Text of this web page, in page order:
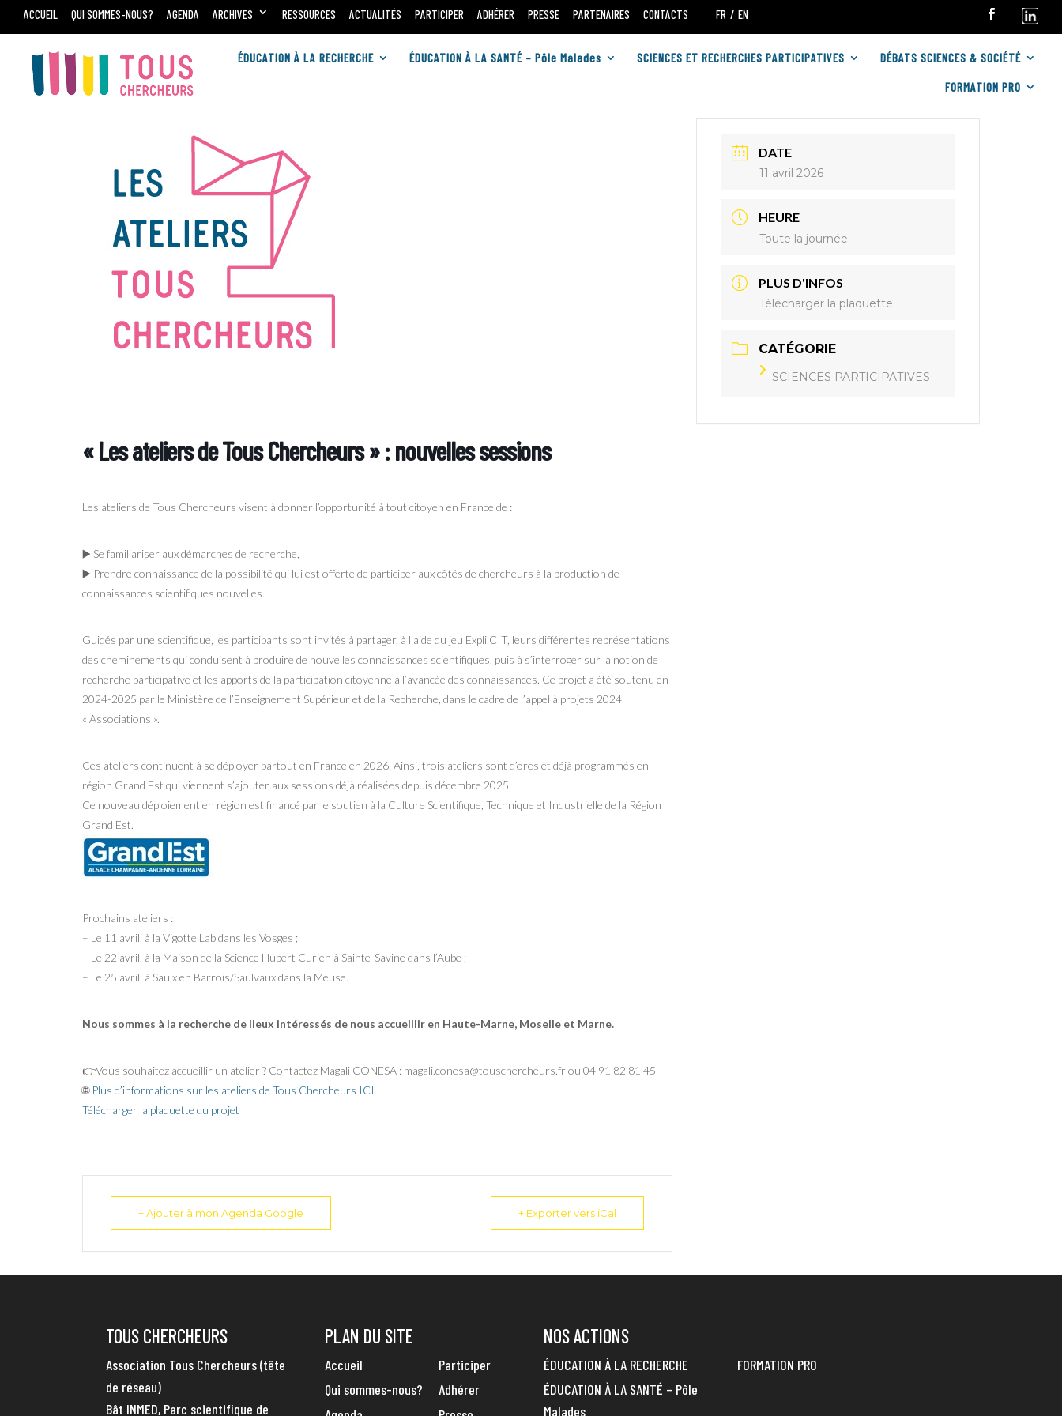
ACCUEIL QUI SOMMES-NOUS? AGENDA ARCHIVES RESSOURCES ACTUALITÉS PARTICIPER ADHÉRER PRESSE PARTENAIRES CONTACTS EN
FR
ÉDUCATION À LA RECHERCHE ÉDUCATION À LA SANTÉ – Pôle Malades SCIENCES ET RECHERCHES PARTICIPATIVES DÉBATS SCIENCES & SOCIÉTÉ
FORMATION PRO
« Les ateliers de Tous Chercheurs » : nouvelles sessions
Les ateliers de Tous Chercheurs visent à donner l’opportunité à tout citoyen en France de :
▶️ Se familiariser aux démarches de recherche,
▶️ Prendre connaissance de la possibilité qui lui est offerte de participer aux côtés de chercheurs à la production de
connaissances scientifiques nouvelles.
Guidés par une scientifique, les participants sont invités à partager, à l’aide du jeu Expli’CIT, leurs différentes représentations
des cheminements qui conduisent à produire de nouvelles connaissances scientifiques, puis à s’interroger sur la notion de
recherche participative et les apports de la participation citoyenne à l’avancée des connaissances. Ce projet a été soutenu en
2024-2025 par le Ministère de l’Enseignement Supérieur et de la Recherche, dans le cadre de l’appel à projets 2024
« Associations ».
Ces ateliers continuent à se déployer partout en France en 2026. Ainsi, trois ateliers sont d’ores et déjà programmés en
région Grand Est qui viennent s’ajouter aux sessions déjà réalisées depuis décembre 2025.
Ce nouveau déploiement en région est financé par le soutien à la Culture Scientifique, Technique et Industrielle de la Région
Grand Est.
Prochains ateliers :
– Le 11 avril, à la Vigotte Lab dans les Vosges ;
– Le 22 avril, à la Maison de la Science Hubert Curien à Sainte-Savine dans l’Aube ;
– Le 25 avril, à Saulx en Barrois/Saulvaux dans la Meuse.
Nous sommes à la recherche de lieux intéressés de nous accueillir en Haute-Marne, Moselle et Marne.
👉Vous souhaitez accueillir un atelier ? Contactez Magali CONESA : magali.conesa@touschercheurs.fr ou 04 91 82 81 45
🌐 Plus d’informations sur les ateliers de Tous Chercheurs ICI
Télécharger la plaquette du projet
+ Ajouter à mon Agenda Google + Exporter vers iCal
DATE
11 avril 2026
HEURE
Toute la journée
PLUS D'INFOS
Télécharger la plaquette
CATÉGORIE
SCIENCES PARTICIPATIVES
TOUS CHERCHEURS
Association Tous Chercheurs (tête
de réseau)
Bât INMED, Parc scientifique de
PLAN DU SITE
Accueil
Qui sommes-nous?
Participer
Adhérer
NOS ACTIONS
ÉDUCATION À LA RECHERCHE
ÉDUCATION À LA SANTÉ – Pôle
Malades
FORMATION PRO